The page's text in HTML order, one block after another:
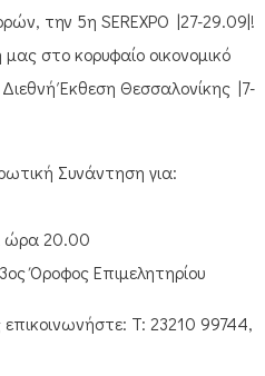
την 5η SEREXPO |27-29.09|!
στο κορυφαίο οικονομικό
Έκθεση Θεσσαλονίκης |7-
Συνάντηση για:
ώρα 20.00
Όροφος Επιμελητηρίου
επικοινωνήστε: T: 23210 99744,